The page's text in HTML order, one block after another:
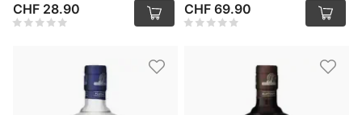
CHF 28.90 CHF 69.90